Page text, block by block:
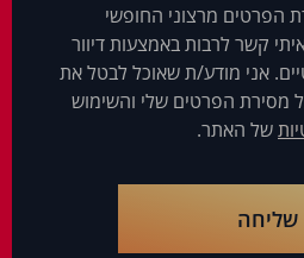
הפרטים מרצוני החופשי
קשר לרבות באמצעות דיוור
אני מודע/ת שאוכל לבטל את
מסירת הפרטים שלי והשימוש
של האתר.
שליחה